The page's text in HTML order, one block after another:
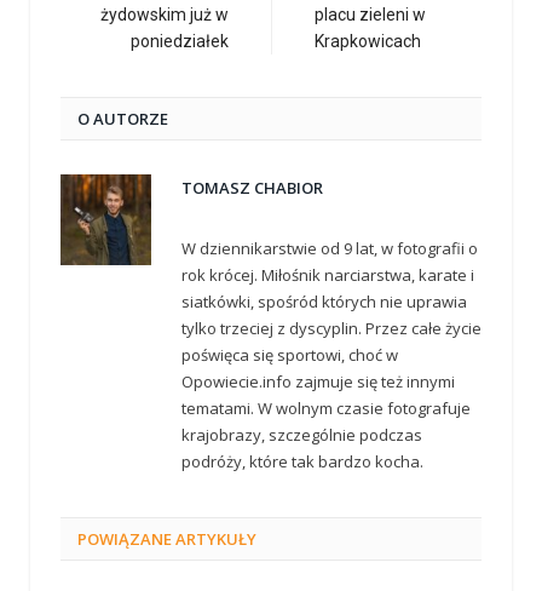
żydowskim już w
poniedziałek
placu zieleni w
Krapkowicach
O AUTORZE
TOMASZ CHABIOR
W dziennikarstwie od 9 lat, w fotografii o
rok krócej. Miłośnik narciarstwa, karate i
siatkówki, spośród których nie uprawia
tylko trzeciej z dyscyplin. Przez całe życie
poświęca się sportowi, choć w
Opowiecie.info zajmuje się też innymi
tematami. W wolnym czasie fotografuje
krajobrazy, szczególnie podczas
podróży, które tak bardzo kocha.
POWIĄZANEARTYKUŁY